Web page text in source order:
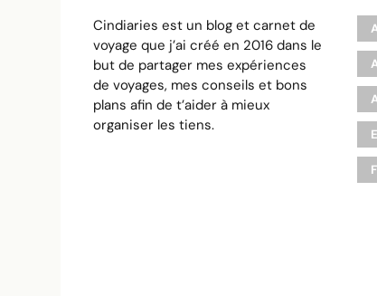
Cindiaries est un blog et carnet de
voyage que j’ai créé en 2016 dans le
but de partager mes expériences
de voyages, mes conseils et bons
plans afin de t’aider à mieux
organiser les tiens.